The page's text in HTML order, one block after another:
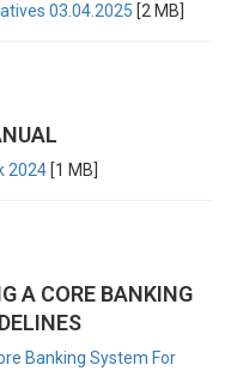
03.04.2025 [2 MB]
2024 [1 MB]
A CORE BANKING
Banking System For